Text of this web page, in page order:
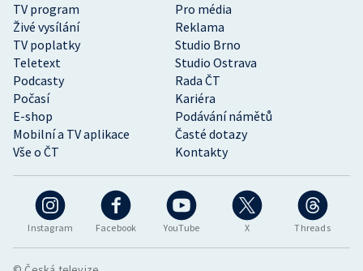
Instagram Facebook YouTube X Threads
TV program
Pro média
Živé vysílání
Reklama
TV poplatky
Studio Brno
Teletext
Studio Ostrava
Podcasty
Rada ČT
Počasí
Kariéra
E-shop
Podávání námětů
Mobilní a TV aplikace
Časté dotazy
Vše o ČT
Kontakty